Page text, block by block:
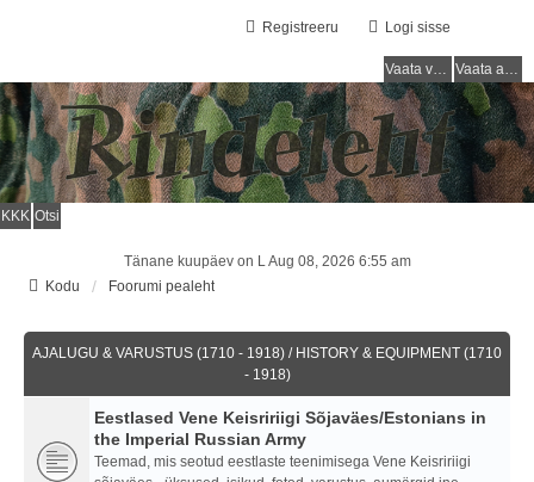
Logi sisse
Registreeru
Vaata vastamata teemasi Vaata aktiivseid teemasid
KKK Otsi
Tänane kuupäev on L Aug 08, 2026 6:55 am
Kodu
Foorumi pealeht
AJALUGU & VARUSTUS (1710 - 1918) / HISTORY & EQUIPMENT (1710
- 1918)
Eestlased Vene Keisririigi Sõjaväes/Estonians in
the Imperial Russian Army
Teemad, mis seotud eestlaste teenimisega Vene Keisririigi